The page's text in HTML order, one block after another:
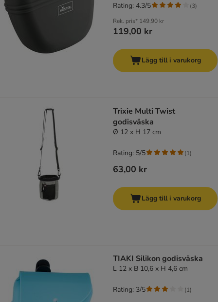
Rek. pris* 149,90 kr
119,00 kr
Rating: 4.3/5 (3)
Lägg till i varukorg
Trixie Multi Twist
godisväska
Ø 12 x H 17 cm
63,00 kr
Rating: 5/5 (1)
Lägg till i varukorg
TIAKI Silikon godisväska
L 12 x B 10,6 x H 4,6 cm
Rating: 3/5 (1)